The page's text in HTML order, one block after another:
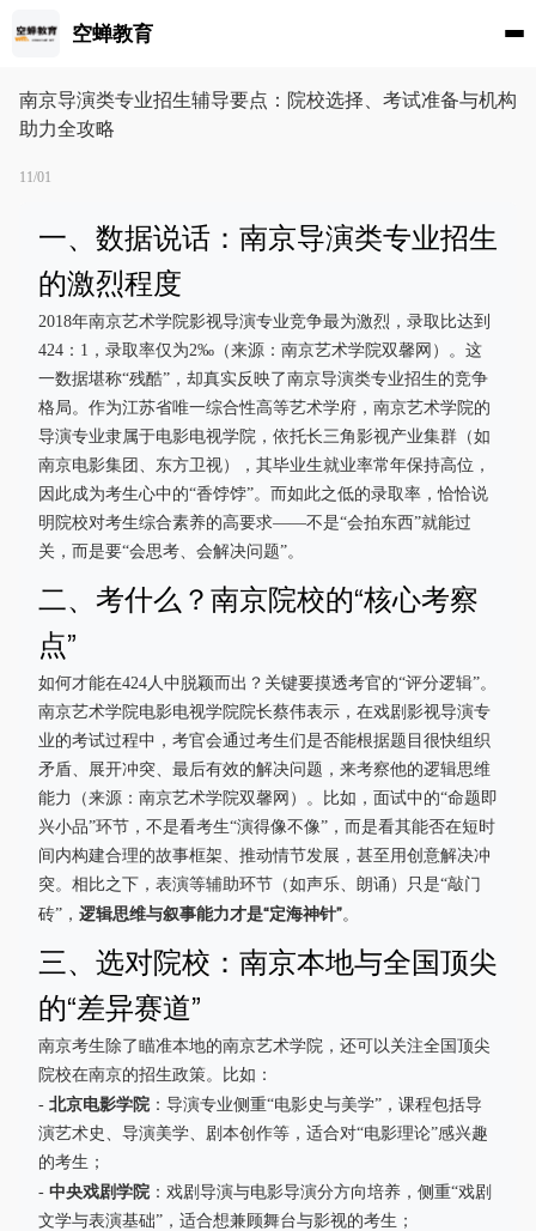
空蝉教育
南京导演类专业招生辅导要点：院校选择、考试准备与机构
助力全攻略
11/01
一、数据说话：南京导演类专业招生
的激烈程度
2018年南京艺术学院影视导演专业竞争最为激烈，录取比达到
424：1，录取率仅为2‰（来源：南京艺术学院双馨网）。这
一数据堪称“残酷”，却真实反映了南京导演类专业招生的竞争
格局。作为江苏省唯一综合性高等艺术学府，南京艺术学院的
导演专业隶属于电影电视学院，依托长三角影视产业集群（如
南京电影集团、东方卫视），其毕业生就业率常年保持高位，
因此成为考生心中的“香饽饽”。而如此之低的录取率，恰恰说
明院校对考生综合素养的高要求——不是“会拍东西”就能过
关，而是要“会思考、会解决问题”。
二、考什么？南京院校的“核心考察
点”
如何才能在424人中脱颖而出？关键要摸透考官的“评分逻辑”。
南京艺术学院电影电视学院院长蔡伟表示，在戏剧影视导演专
业的考试过程中，考官会通过考生们是否能根据题目很快组织
矛盾、展开冲突、最后有效的解决问题，来考察他的逻辑思维
能力（来源：南京艺术学院双馨网）。比如，面试中的“命题即
兴小品”环节，不是看考生“演得像不像”，而是看其能否在短时
间内构建合理的故事框架、推动情节发展，甚至用创意解决冲
突。相比之下，表演等辅助环节（如声乐、朗诵）只是“敲门
砖”， 逻辑思维与叙事能力才是“定海神针”。
三、选对院校：南京本地与全国顶尖
的“差异赛道”
南京考生除了瞄准本地的南京艺术学院，还可以关注全国顶尖
院校在南京的招生政策。比如：
- 北京电影学院 ：导演专业侧重“电影史与美学”，课程包括导
演艺术史、导演美学、剧本创作等，适合对“电影理论”感兴趣
的考生；
- 中央戏剧学院 ：戏剧导演与电影导演分方向培养，侧重“戏剧
文学与表演基础”，适合想兼顾舞台与影视的考生；